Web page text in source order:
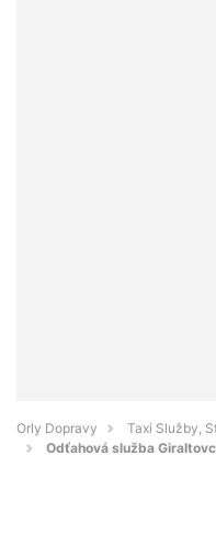
Orly Dopravy
Taxi Služby,
Odťahová služba